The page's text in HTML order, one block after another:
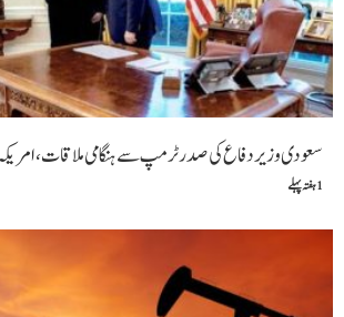
سعودی وزیر دفاع کی صدر ٹرمپ سے ہنگامی
1 ہفتہ پہلے